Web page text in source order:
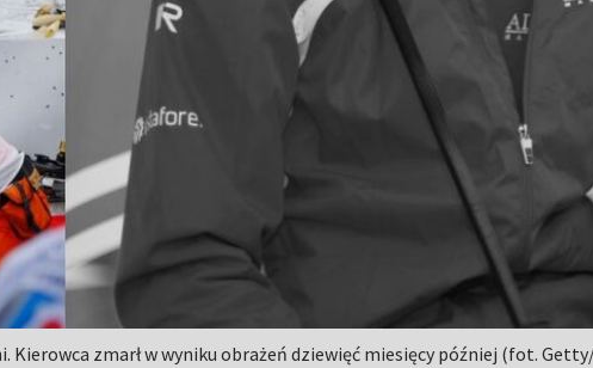
Kierowca zmarł w wyniku obrażeń dziewięć miesięcy później (fot.